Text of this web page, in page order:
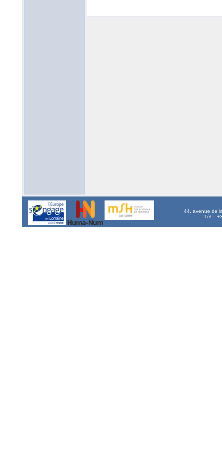
44, avenue de
Tél. :